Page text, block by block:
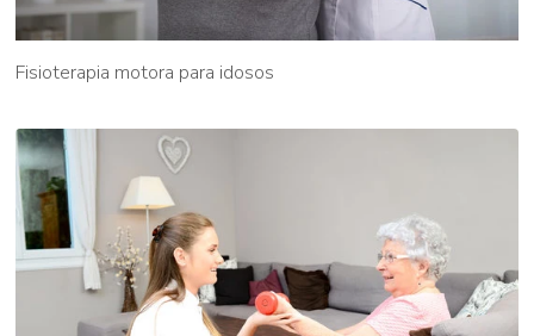
Fisioterapia motora para idosos